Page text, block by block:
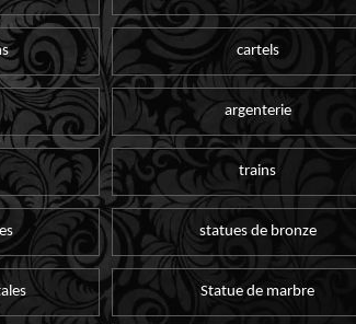
cartels
argenterie
trains
statues de bronze
Statue de marbre